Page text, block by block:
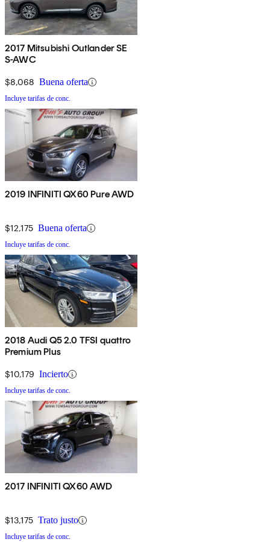
2017 Mitsubishi Outlander SE
S-AWC
$8,068 Buena oferta
Incluye tarifas de conc.
2019 INFINITI QX60 Pure AWD
$12,175 Buena oferta
Incluye tarifas de conc.
2018 Audi Q5 2.0 TFSI quattro
Premium Plus
$10,179 Incierto
Incluye tarifas de conc.
2017 INFINITI QX60 AWD
$13,175 Trato justo
Incluye tarifas de conc.